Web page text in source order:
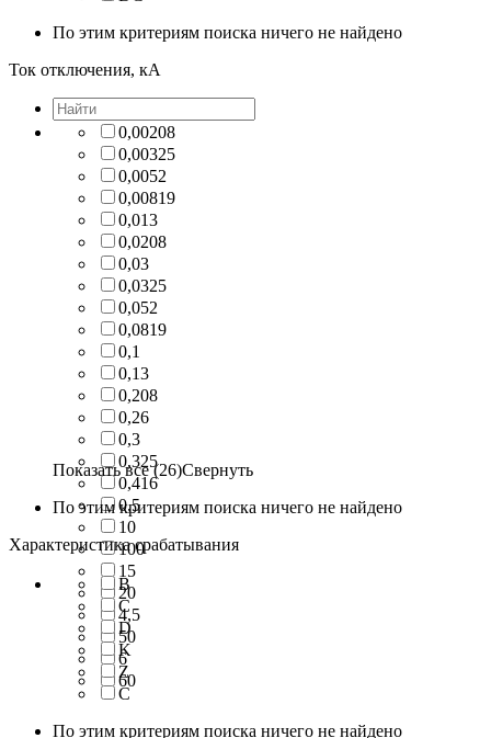
По этим критериям поиска ничего не найдено
Ток отключения, кА
0,00208
0,00325
0,0052
0,00819
0,013
0,0208
0,03
0,0325
0,052
0,0819
0,1
0,13
0,208
0,26
0,3
0,325
0,416
0,5
10
100
15
20
4,5
50
6
60
Показать все (26)Свернуть
По этим критериям поиска ничего не найдено
Характеристика срабатывания
B
C
D
K
Z
С
По этим критериям поиска ничего не найдено